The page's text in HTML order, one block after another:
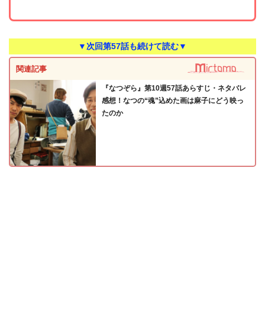
▼次回第57話も続けて読む▼
関連記事
『なつぞら』第10週57話あらすじ・ネタバレ
感想！なつの“魂”込めた画は麻子にどう映っ
たのか